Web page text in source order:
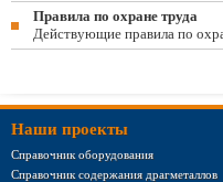
Правила по охране труда
Действующие правила по
Наши проекты
Справочник оборудования
Справочник содержания драгметаллов